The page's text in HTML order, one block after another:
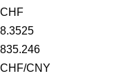
CHF
8.3525
835.246
CHF/CNY